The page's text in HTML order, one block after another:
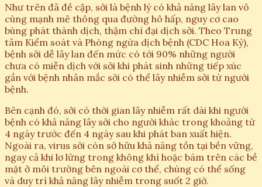
Như trên đã đề cập, sởi là bệnh lý có khả năng lây lan vô
cùng mạnh mẽ thông qua đường hô hấp, nguy cơ cao
bùng phát thành dịch, thậm chí đại dịch sởi. Theo Trung
tâm Kiểm soát và Phòng ngừa dịch bệnh (CDC Hoa Kỳ),
bệnh sởi dễ lây lan đến mức có tới 90% những người
chưa có miễn dịch với sởi khi phát sinh những tiếp xúc
gần với bệnh nhân mắc sởi có thể lây nhiễm sởi từ người
bệnh.
Bên cạnh đó, sởi có thời gian lây nhiễm rất dài khi người
bệnh có khả năng lây sởi cho người khác trong khoảng từ
4 ngày trước đến 4 ngày sau khi phát ban xuất hiện.
Ngoài ra, virus sởi còn sở hữu khả năng tồn tại bền vững,
ngay cả khi lơ lửng trong không khí hoặc bám trên các bề
mặt ở môi trường bên ngoài cơ thể, chúng có thể sống
và duy trì khả năng lây nhiễm trong suốt 2 giờ.